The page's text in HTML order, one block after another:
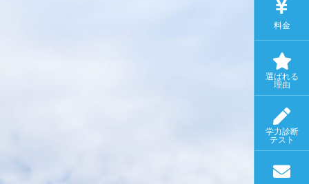
料金
選ばれる
理由
学力診断
テスト